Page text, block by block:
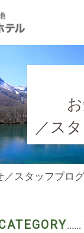
／ス
／スタッフブログ
......